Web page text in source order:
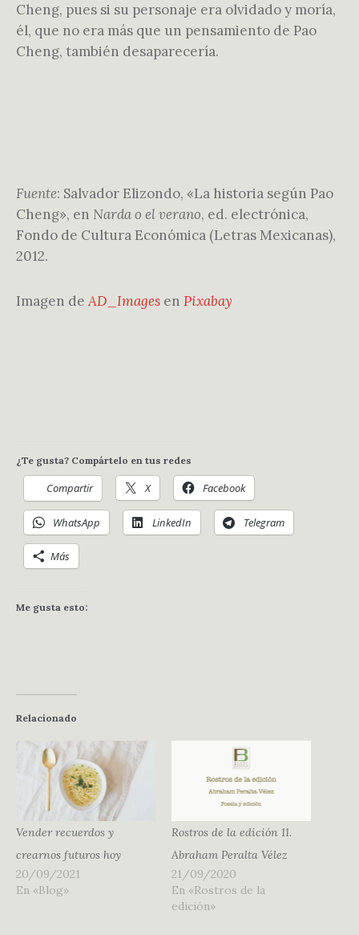
Cheng, pues si su personaje era olvidado y moría,
él, que no era más que un pensamiento de Pao
Cheng, también desaparecería.
Fuente: Salvador Elizondo, «La historia según Pao
Cheng», en Narda o el verano, ed. electrónica,
Fondo de Cultura Económica (Letras Mexicanas),
2012.
Imagen deAD_Images en Pixabay
¿Te gusta? Compártelo en tus redes
Compartir X Facebook
WhatsApp LinkedIn Telegram
Más
Me gusta esto:
Relacionado
Vender recuerdos y
crearnos futuros hoy
20/09/2021
En «Blog»
Rostros de la edición 11.
Abraham Peralta Vélez
21/09/2020
En «Rostros de la
edición»